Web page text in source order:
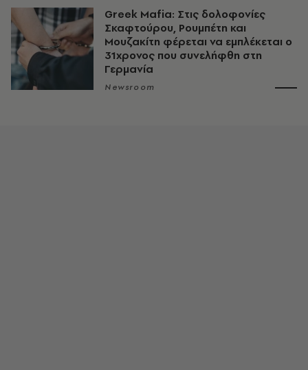
Greek Mafia: Στις δολοφονίες
Σκαφτούρου, Ρουμπέτη και
Μουζακίτη φέρεται να εμπλέκεται ο
31χρονος που συνελήφθη στη
Γερμανία
Newsroom